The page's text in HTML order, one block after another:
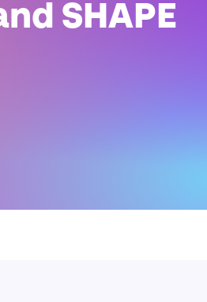
SHAPE